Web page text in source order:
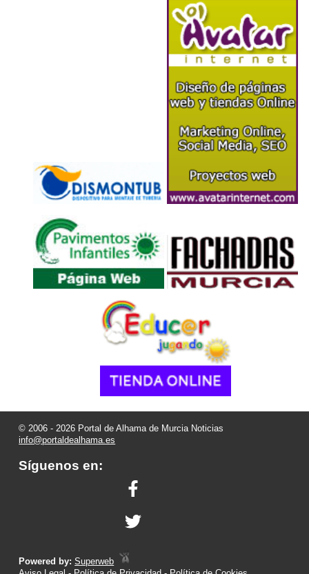
© 2006 - 2026 Portal de Alhama de Murcia Noticias
info@portaldealhama.es
Síguenos en:
Powered by:Superweb